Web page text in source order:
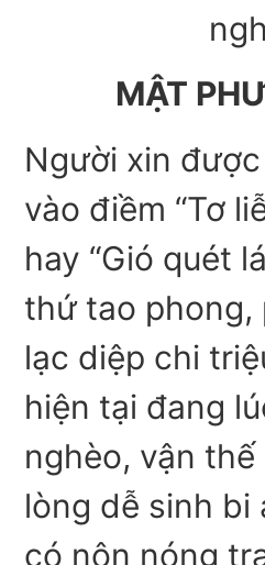
MẬT
Người xin
vào điềm “Tơ
hay “Gió quét
thứ tao phong,
lạc diệp chi
hiện tại đang
nghèo, vận
lòng dễ sinh bi
có nôn nóng